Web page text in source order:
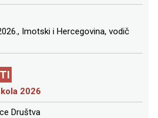
Imotski i Hercegovina, vodič
2026
Društva